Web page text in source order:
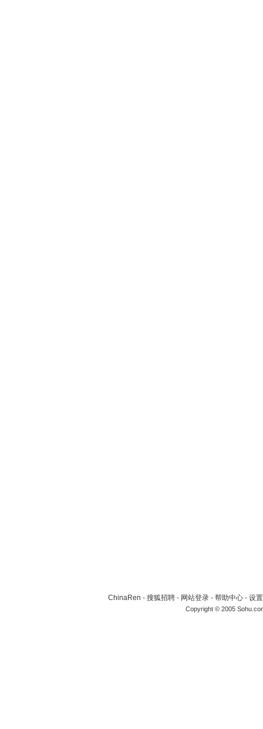
ChinaRen - 搜狐招聘 - 网站登录 - 帮助中心 - 设
Copyright © 2005